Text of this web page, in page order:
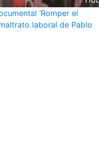
‘Romper el
laboral de Pablo